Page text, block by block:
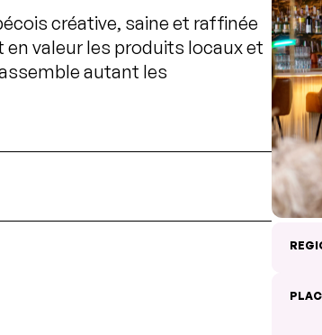
créative, saine et raffinée
valeur les produits locaux et
autant les